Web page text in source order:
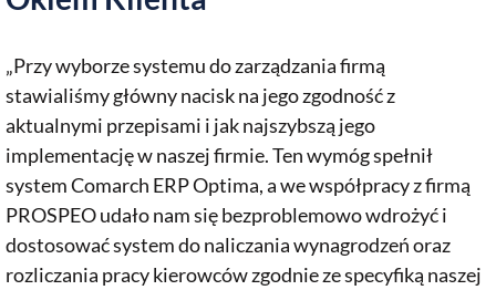
„Przy wyborze systemu do zarządzania firmą
stawialiśmy główny nacisk na jego zgodność z
aktualnymi przepisami i jak najszybszą jego
implementację w naszej firmie. Ten wymóg spełnił
system Comarch ERP Optima, a we współpracy z firmą
PROSPEO udało nam się bezproblemowo wdrożyć i
dostosować system do naliczania wynagrodzeń oraz
rozliczania pracy kierowców zgodnie ze specyfiką naszej